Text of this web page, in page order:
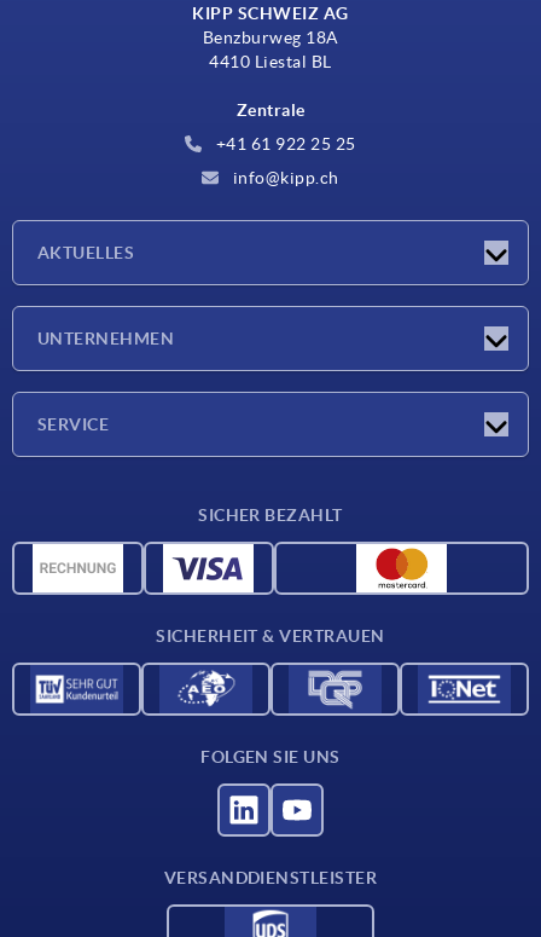
KIPP SCHWEIZ AG
Benzburweg 18A
4410 Liestal BL
Zentrale
+41 61 922 25 25
info@kipp.ch
AKTUELLES
UNTERNEHMEN
SERVICE
CAD-Daten
SICHER BEZAHLT
SICHERHEIT & VERTRAUEN
FOLGEN SIE UNS
VERSANDDIENSTLEISTER